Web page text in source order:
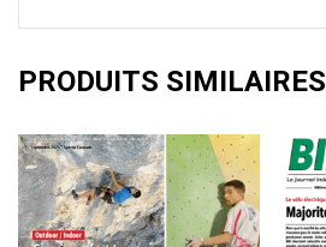
PRODUITS SIMILAIRES